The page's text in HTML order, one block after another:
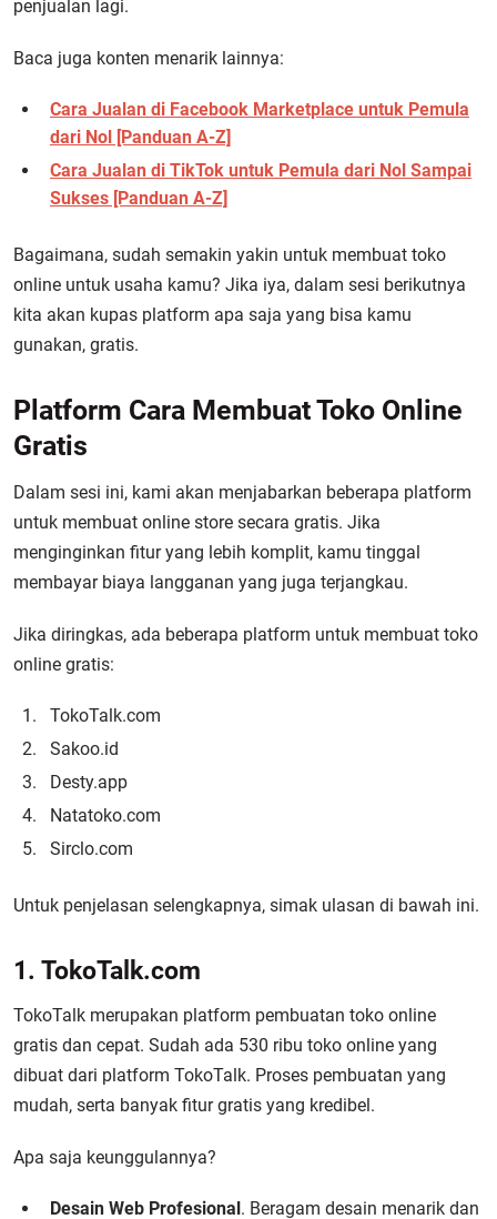
penjualan lagi.
Baca juga konten menarik lainnya:
Cara Jualan di Facebook Marketplace untuk Pemula
dari Nol [Panduan A-Z]
Cara Jualan di TikTok untuk Pemula dari Nol Sampai
Sukses [Panduan A-Z]
Bagaimana, sudah semakin yakin untuk membuat toko
online untuk usaha kamu? Jika iya, dalam sesi berikutnya
kita akan kupas platform apa saja yang bisa kamu
gunakan, gratis.
Platform Cara Membuat Toko Online
Gratis
Dalam sesi ini, kami akan menjabarkan beberapa platform
untuk membuat online store secara gratis. Jika
menginginkan fitur yang lebih komplit, kamu tinggal
membayar biaya langganan yang juga terjangkau.
Jika diringkas, ada beberapa platform untuk membuat toko
online gratis:
TokoTalk.com
Sakoo.id
Desty.app
Natatoko.com
Sirclo.com
Untuk penjelasan selengkapnya, simak ulasan di bawah ini.
1. TokoTalk.com
TokoTalk merupakan platform pembuatan toko online
gratis dan cepat. Sudah ada 530 ribu toko online yang
dibuat dari platform TokoTalk. Proses pembuatan yang
mudah, serta banyak fitur gratis yang kredibel.
Apa saja keunggulannya?
Desain Web Profesional. Beragam desain menarik dan